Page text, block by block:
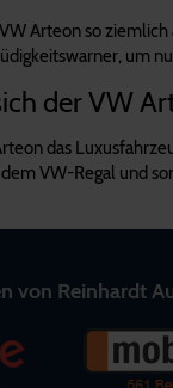
Arteon so
um
der VW
das
VW-Regal und
von Reinhardt